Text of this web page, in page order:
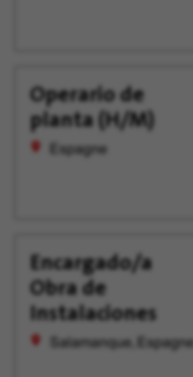
Operario de
planta (H/M)
Espagne
Encargado/a
Obra de
Instalaciones
Salamanque, Espagne